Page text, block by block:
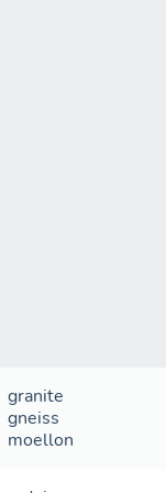
granite
gneiss
moellon